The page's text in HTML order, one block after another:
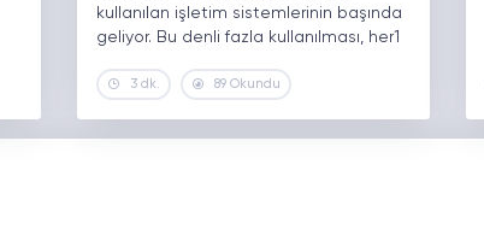
kullanılan işletim sistemlerinin başında
geliyor. Bu denli fazla kullanılması, her1
3 dk. 89 Okundu